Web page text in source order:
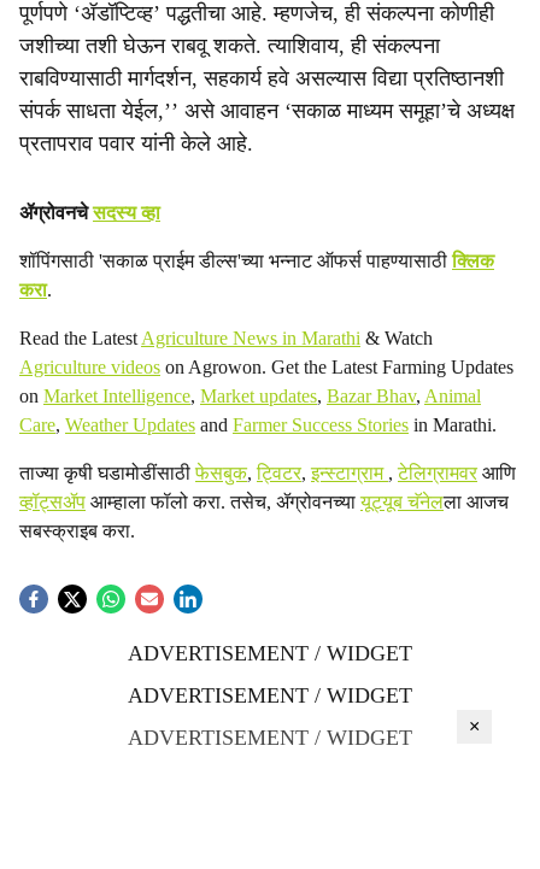
पूर्णपणे ‘ॲडॉप्टिव्ह’ पद्धतीचा आहे. म्हणजेच, ही संकल्पना कोणीही
जशीच्या तशी घेऊन राबवू शकते. त्याशिवाय, ही संकल्पना
राबविण्यासाठी मार्गदर्शन, सहकार्य हवे असल्यास विद्या प्रतिष्ठानशी
संपर्क साधता येईल,’’ असे आवाहन ‘सकाळ माध्यम समूहा’चे अध्यक्ष
प्रतापराव पवार यांनी केले आहे.
ॲग्रोवनचेसदस्य व्हा
शॉपिंगसाठी 'सकाळ प्राईम डील्स'च्या भन्नाट ऑफर्स पाहण्यासाठीक्लिक
करा.
Read the Latest Agriculture News in Marathi & Watch
Agriculture videos on Agrowon. Get the Latest Farming Updates
on Market Intelligence, Market updates, Bazar Bhav, Animal
Care, Weather Updates and Farmer Success Stories in Marathi.
ताज्या कृषी घडामोडींसाठीफेसबुक,ट्विटर,इन्स्टाग्राम ,टेलिग्रामवरआणि
व्हॉट्सॲप आम्हाला फॉलो करा. तसेच, ॲग्रोवनच्यायूट्यूब चॅनेलला आजच
सबस्क्राइब करा.
ADVERTISEMENT / WIDGET
ADVERTISEMENT / WIDGET
ADVERTISEMENT / WIDGET
×